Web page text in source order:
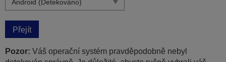
Přejít
Pozor: Váš operační systém pravděpodobně nebyl